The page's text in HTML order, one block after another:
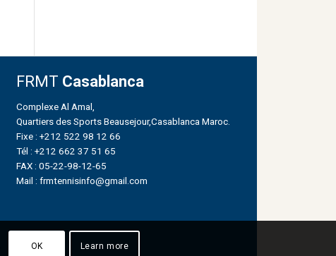
FRMT Casablanca
Complexe Al Amal,
Quartiers des Sports Beausejour,Casablanca Maroc.
Fixe : +212 522 98 12 66
Tél : +212 662 37 51 65
FAX : 05-22-98-12-65
Mail : frmtennisinfo@gmail.com
OK Learn more